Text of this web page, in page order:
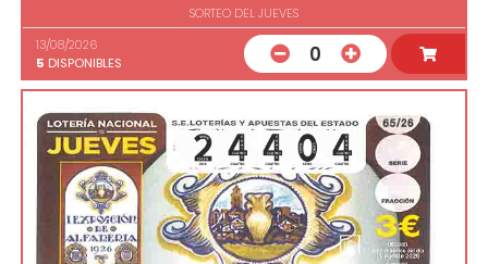
SORTEO DEL JUEVES
13/08/2026
5 DISPONIBLES 0